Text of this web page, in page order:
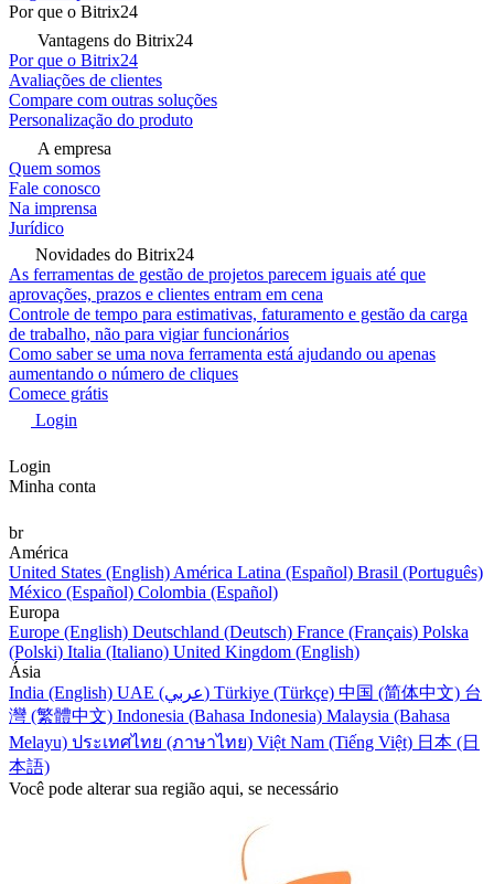
Por que o Bitrix24
Vantagens do Bitrix24
Por que o Bitrix24
Avaliações de clientes
Compare com outras soluções
Personalização do produto
A empresa
Quem somos
Fale conosco
Na imprensa
Jurídico
Novidades do Bitrix24
As ferramentas de gestão de projetos parecem iguais até que
aprovações, prazos e clientes entram em cena
Controle de tempo para estimativas, faturamento e gestão da carga
de trabalho, não para vigiar funcionários
Como saber se uma nova ferramenta está ajudando ou apenas
aumentando o número de cliques
Comece grátis
Login
Login
Minha conta
br
América
United States (English) América Latina (Español) Brasil (Português)
México (Español) Colombia (Español)
Europa
Europe (English) Deutschland (Deutsch) France (Français) Polska
(Polski) Italia (Italiano) United Kingdom (English)
Ásia
India (English)
UAE (عربي) Türkiye (Türkçe) 中国 (简体中文) 台
灣 (繁體中文) Indonesia (Bahasa Indonesia) Malaysia (Bahasa
Melayu) ประเทศไทย (ภาษาไทย) Việt Nam (Tiếng Việt) 日本 (日
本語)
Você pode alterar sua região aqui, se necessário